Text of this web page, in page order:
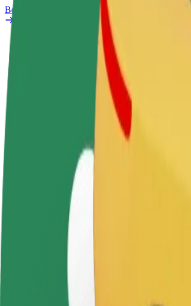
Bolt Plus
Tez-tez verilən suallar
olaraq qazanın
Kuryer kimi
Yemək çatdırın
Kaunas Bus Station – Kaunas
Kaunas Bus Station nöqtəsindən Kaunas Airport
Kaunas Airport (KUN)
Rahatlıq və komfort bir neçə toxunuşla əlinizdə!